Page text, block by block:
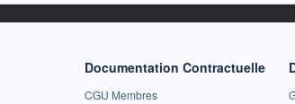
Documentation Contractuelle
CGU Membres